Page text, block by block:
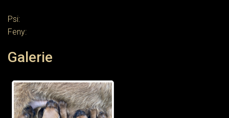
Psi:
Feny:
Galerie